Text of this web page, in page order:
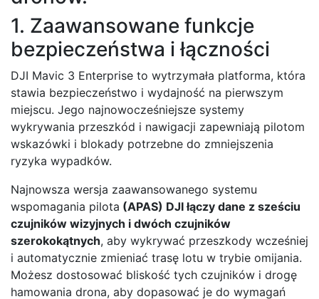
1. Zaawansowane funkcje
bezpieczeństwa i łączności
DJI Mavic 3 Enterprise to wytrzymała platforma, która
stawia bezpieczeństwo i wydajność na pierwszym
miejscu. Jego najnowocześniejsze systemy
wykrywania przeszkód i nawigacji zapewniają pilotom
wskazówki i blokady potrzebne do zmniejszenia
ryzyka wypadków.
Najnowsza wersja zaawansowanego systemu
wspomagania pilota (APAS) DJI łączy dane z sześciu
czujników wizyjnych i dwóch czujników
szerokokątnych, aby wykrywać przeszkody wcześniej
i automatycznie zmieniać trasę lotu w trybie omijania.
Możesz dostosować bliskość tych czujników i drogę
hamowania drona, aby dopasować je do wymagań